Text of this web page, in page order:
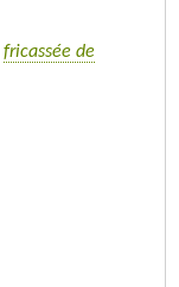
fricassée de